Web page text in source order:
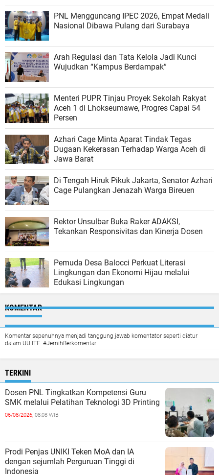
PNL Mengguncang IPEC 2026, Empat Medali
Nasional Dibawa Pulang dari Surabaya
Arah Regulasi dan Tata Kelola Jadi Kunci
Wujudkan “Kampus Berdampak”
Menteri PUPR Tinjau Proyek Sekolah Rakyat
Aceh 1 di Lhokseumawe, Progres Capai 54
Persen
Azhari Cage Minta Aparat Tindak Tegas
Dugaan Kekerasan Terhadap Warga Aceh di
Jawa Barat
Di Tengah Hiruk Pikuk Jakarta, Senator Azhari
Cage Pulangkan Jenazah Warga Bireuen
Rektor Unsulbar Buka Raker ADAKSI,
Tekankan Responsivitas dan Kinerja Dosen
Pemuda Desa Balocci Perkuat Literasi
Lingkungan dan Ekonomi Hijau melalui
Edukasi Lingkungan
KOMENTAR
Komentar sepenuhnya menjadi tanggung jawab komentator seperti diatur
dalam UU ITE. #JernihBerkomentar
TERKINI
Dosen PNL Tingkatkan Kompetensi Guru
SMK melalui Pelatihan Teknologi 3D Printing
06/08/2026, 08:08 WIB
Prodi Penjas UNIKI Teken MoA dan IA
dengan sejumlah Perguruan Tinggi di
Indonesia